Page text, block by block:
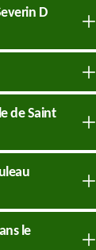
D
de Saint
le